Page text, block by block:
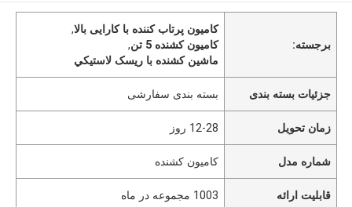
برجسته:
کامیون پرتاب کننده با کارایی بالا,
کامیون کشنده 5 تن
,
ماشين کشنده با ريسک لاستيکي
جزئیات بسته بندی بسته بندی سفارشی
زمان تحویل 12-28 روز
شماره مدل کامیون کشنده
قابلیت ارائه 1003 مجموعه در ماه